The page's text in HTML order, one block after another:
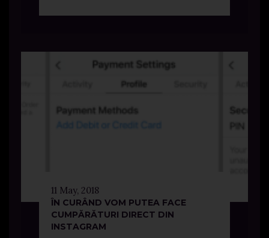
11 May, 2018
ÎN CURÂND VOM PUTEA FACE
CUMPĂRĂTURI DIRECT DIN
INSTAGRAM